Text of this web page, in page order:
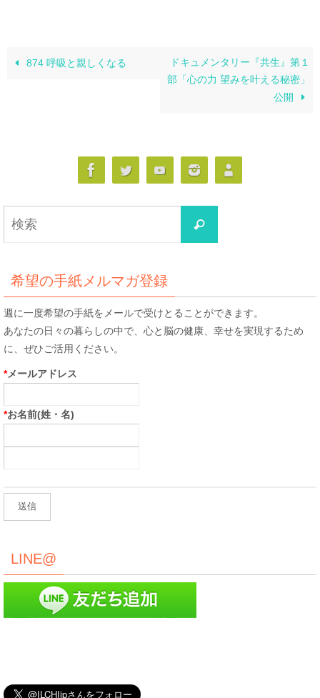
874 呼吸と親しくなる
ドキュメンタリー『共生』第１
部「心の力 望みを叶える秘密」
公開
検
索
希望の手紙メルマガ登録
週に一度希望の手紙をメールで受けとることができます。
あなたの日々の暮らしの中で、心と脳の健康、幸せを実現するため
に、ぜひご活用ください。
*メールアドレス
*お名前(姓・名)
LINE@